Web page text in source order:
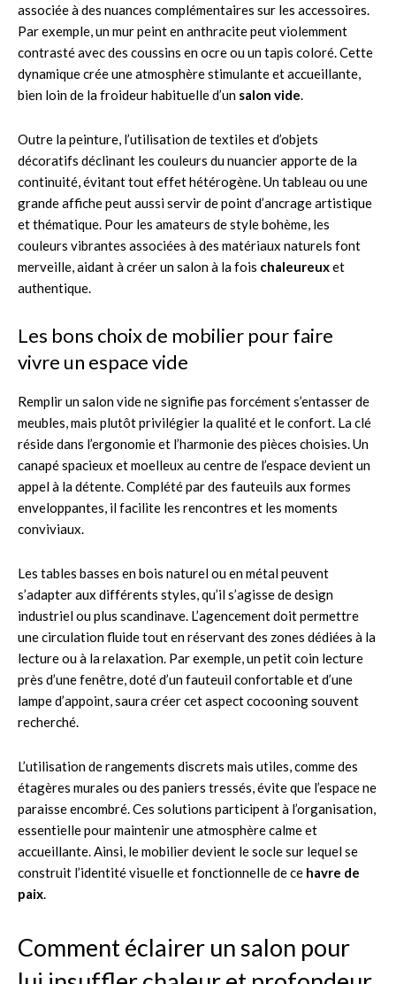
associée à des nuances complémentaires sur les accessoires.
Par exemple, un mur peint en anthracite peut violemment
contrasté avec des coussins en ocre ou un tapis coloré. Cette
dynamique crée une atmosphère stimulante et accueillante,
bien loin de la froideur habituelle d’un salon vide.
Outre la peinture, l’utilisation de textiles et d’objets
décoratifs déclinant les couleurs du nuancier apporte de la
continuité, évitant tout effet hétérogène. Un tableau ou une
grande affiche peut aussi servir de point d’ancrage artistique
et thématique. Pour les amateurs de style bohème, les
couleurs vibrantes associées à des matériaux naturels font
merveille, aidant à créer un salon à la fois chaleureuxet
authentique.
Les bons choix de mobilier pour faire
vivre un espace vide
Remplir un salon vide ne signifie pas forcément s’entasser de
meubles, mais plutôt privilégier la qualité et le confort. La clé
réside dans l’ergonomie et l’harmonie des pièces choisies. Un
canapé spacieux et moelleux au centre de l’espace devient un
appel à la détente. Complété par des fauteuils aux formes
enveloppantes, il facilite les rencontres et les moments
conviviaux.
Les tables basses en bois naturel ou en métal peuvent
s’adapter aux différents styles, qu’il s’agisse de design
industriel ou plus scandinave. L’agencement doit permettre
une circulation fluide tout en réservant des zones dédiées à la
lecture ou à la relaxation. Par exemple, un petit coin lecture
près d’une fenêtre, doté d’un fauteuil confortable et d’une
lampe d’appoint, saura créer cet aspect cocooning souvent
recherché.
L’utilisation de rangements discrets mais utiles, comme des
étagères murales ou des paniers tressés, évite que l’espace ne
paraisse encombré. Ces solutions participent à l’organisation,
essentielle pour maintenir une atmosphère calme et
accueillante. Ainsi, le mobilier devient le socle sur lequel se
construit l’identité visuelle et fonctionnelle de ce havre de
paix.
Comment éclairer un salon pour